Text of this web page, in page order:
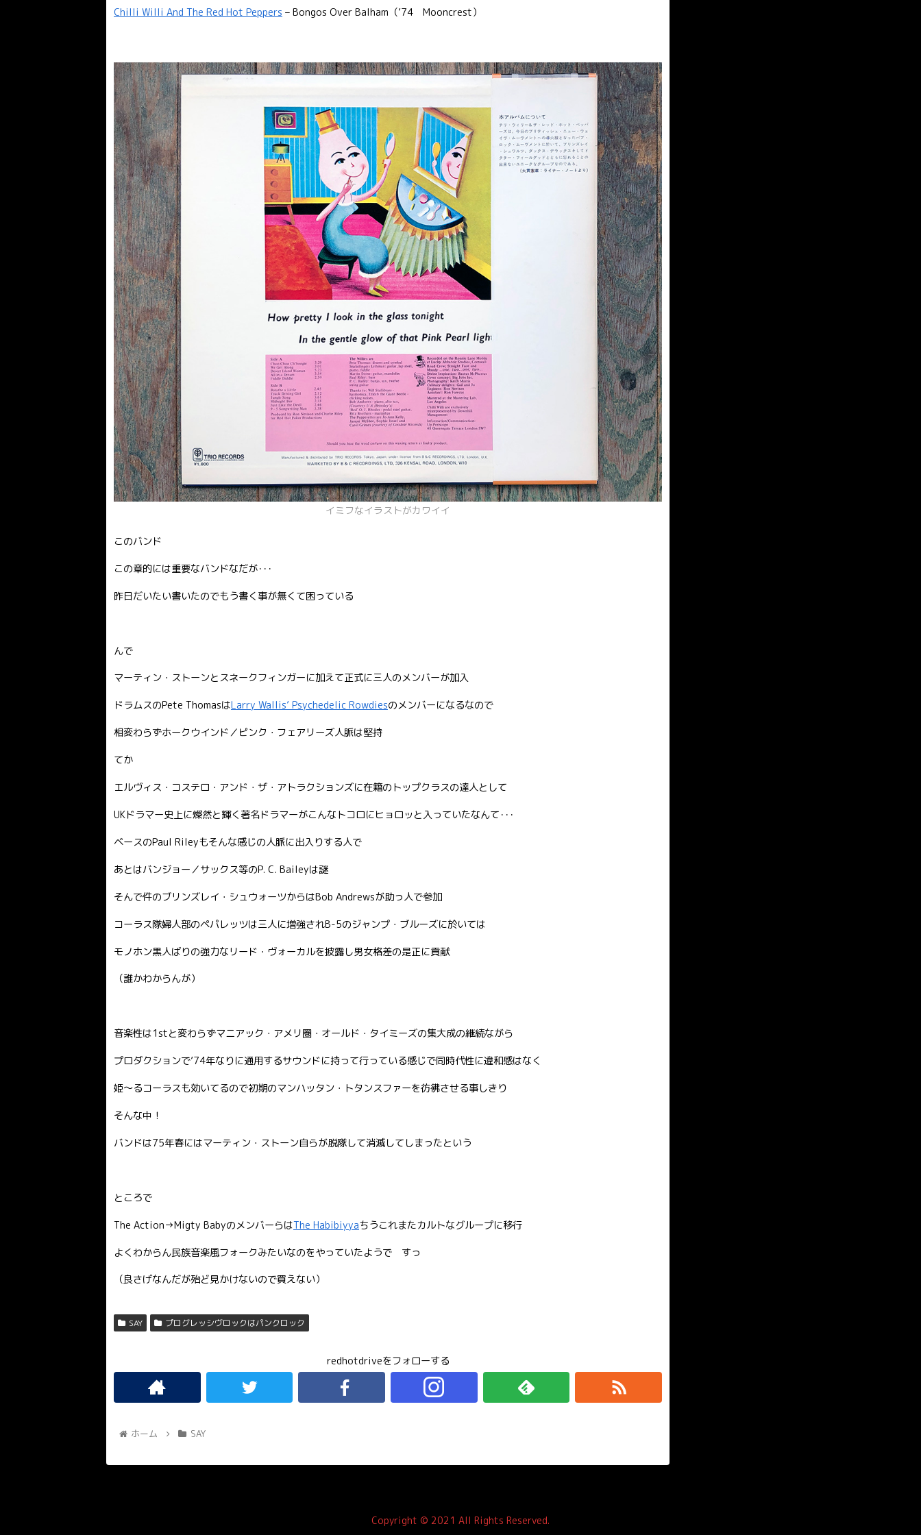
Chilli Willi And The Red Hot Peppers – Bongos Over Balham（’74 Mooncrest）
イミフなイラストがカワイイ
このバンド
この章的には重要なバンドなだが･･･
昨日だいたい書いたのでもう書く事が無くて困っている
んで
マーティン・ストーンとスネークフィンガーに加えて正式に三人のメンバーが加入
ドラムスのPete ThomasはLarry Wallis’ Psychedelic Rowdiesのメンバーになるなので
相変わらずホークウインド／ピンク・フェアリーズ人脈は堅持
てか
エルヴィス・コステロ・アンド・ザ・アトラクションズに在籍のトップクラスの達人として
UKドラマー史上に燦然と輝く著名ドラマーがこんなトコロにヒョロッと入っていたなんて･･･
ベースのPaul Rileyもそんな感じの人脈に出入りする人で
あとはバンジョー／サックス等のP. C. Baileyは謎
そんで件のブリンズレイ・シュウォーツからはBob Andrewsが助っ人で参加
コーラス隊婦人部のペパレッツは三人に増強されB-5のジャンプ・ブルーズに於いては
モノホン黒人ばりの強力なリード・ヴォーカルを披露し男女格差の是正に貢献
（誰かわからんが）
音楽性は1stと変わらずマニアック・アメリ圏・オールド・タイミーズの集大成の継続ながら
プロダクションで’74年なりに通用するサウンドに持って行っている感じで同時代性に違和感はなく
姫〜るコーラスも効いてるので初期のマンハッタン・トタンスファーを彷彿させる事しきり
そんな中！
バンドは75年春にはマーティン・ストーン自らが脱隊して消滅してしまったという
ところで
The Action→Migty BabyのメンバーらはThe Habibiyyaちうこれまたカルトなグループに移行
よくわからん民族音楽風フォークみたいなのをやっていたようで すっ
（良さげなんだが殆ど見かけないので買えない）
SAY プログレッシヴロックはパンクロック
redhotdriveをフォローする
ホーム SAY
Copyright © 2021 All Rights Reserved.